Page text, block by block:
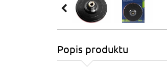
Popis produktu